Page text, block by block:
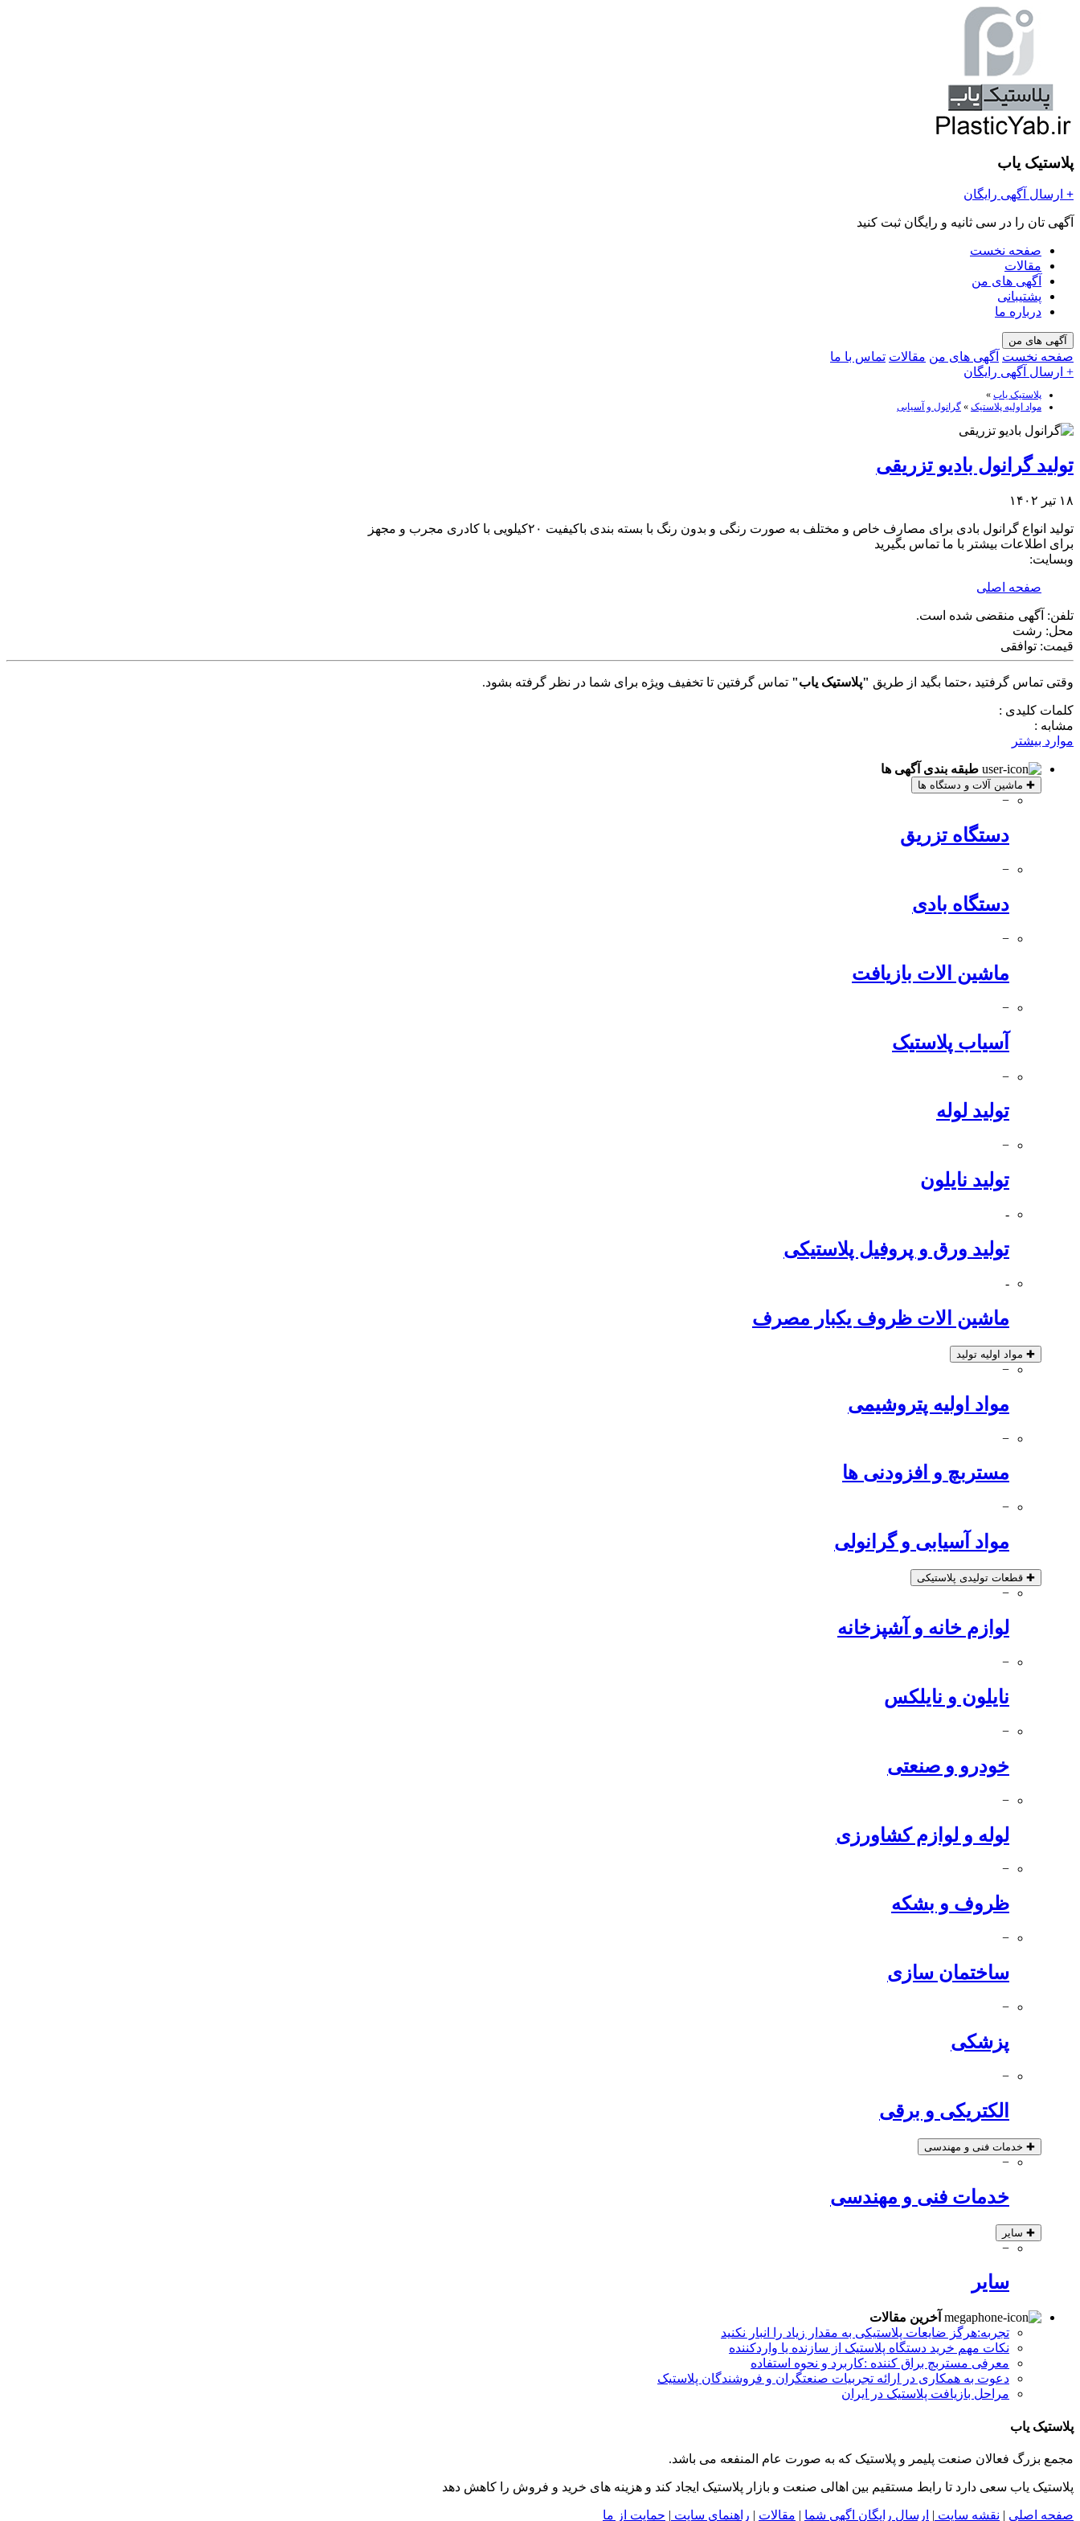
پلاستیک یاب
+ ارسال آگهی رایگان
آگهی تان را در سی ثانیه و رایگان ثبت کنید
صفحه نخست
مقالات
آگهی های من
پشتیبانی
درباره ما
آگهی های من
صفحه نخست آگهی های من مقالات تماس با ما
+ ارسال آگهی رایگان
پلاستیک یاب »
مواد اولیه پلاستیک » گرانول و آسیابی
تولید گرانول بادیو تزریقی
۱۸ تیر ۱۴۰۲
تولید انواع گرانول بادی برای مصارف خاص و مختلف به صورت رنگی و بدون رنگ با بسته بندی باکیفیت ۲۰کیلویی با کادری مجرب و مجهز
برای اطلاعات بیشتر با ما تماس بگیرید
وبسایت:
صفحه اصلی
تلفن: آگهی منقضی شده است.
محل: رشت
قیمت: توافقی
وقتی تماس گرفتید ،حتما بگید از طریق "پلاستیک یاب" تماس گرفتین تا تخفیف ویژه برای شما در نظر گرفته بشود.
کلمات کلیدی :
مشابه :
موارد بیشتر
طبقه بندی آگهی ها
✚ ماشین آلات و دستگاه ها
−
دستگاه تزریق
−
دستگاه بادی
−
ماشین الات بازیافت
−
آسیاب پلاستیک
−
تولید لوله
−
تولید نایلون
-
تولید ورق و پروفیل پلاستیکی
-
ماشین الات ظروف یکبار مصرف
✚ مواد اولیه تولید
−
مواد اولیه پتروشیمی
−
مستربچ و افزودنی ها
−
مواد آسیابی و گرانولی
✚ قطعات تولیدی پلاستیکی
−
لوازم خانه و آشپزخانه
−
نایلون و نایلکس
−
خودرو و صنعتی
−
لوله و لوازم کشاورزی
−
ظروف و بشکه
−
ساختمان سازی
−
پزشکی
−
الکتریکی و برقی
✚ خدمات فنی و مهندسی
−
خدمات فنی و مهندسی
✚ سایر
−
سایر
آخرین مقالات
تجربه:هرگز ضایعات پلاستیکی به مقدار زیاد را انبار نکنید
نکات مهم خرید دستگاه پلاستیک از سازنده یا واردکننده
معرفی مستربچ براق کننده :کاربرد و نحوه استفاده
دعوت به همکاری در ارائه تجربیات صنعتگران و فروشندگان پلاستیک
مراحل بازیافت پلاستیک در ایران
پلاستیک یاب
مجمع بزرگ فعالان صنعت پلیمر و پلاستیک که به صورت عام المنفعه می باشد.
پلاستیک یاب سعی دارد تا رابط مستقیم بین اهالی صنعت و بازار پلاستیک ایجاد کند و هزینه های خرید و فروش را کاهش دهد
صفحه اصلی | نقشه سایت | ارسال رایگان اگهی شما | مقالات | راهنمای سایت | حمایت از ما